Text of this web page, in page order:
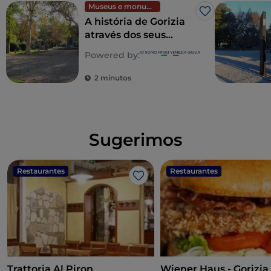
Museus e monumentos
Gosto
A história de Gorizia
através dos seus
Powered by:
2 minutos
Sugerimos
Restaurantes
Gosto
Restaurantes